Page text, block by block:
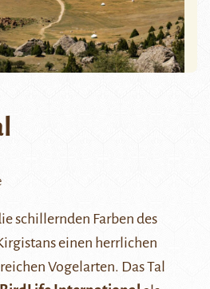
schillernden Farben des
einen herrlichen
Vogelarten. Das Tal